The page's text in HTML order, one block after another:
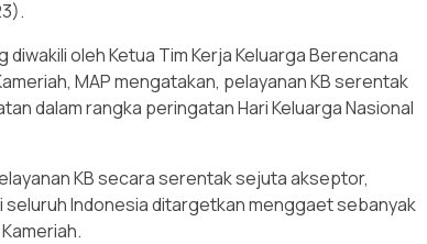
diwakili oleh Ketua Tim Kerja Keluarga Berencana
MAP mengatakan, pelayanan KB serentak
dalam rangka peringatan Hari Keluarga Nasional
KB secara serentak sejuta akseptor,
seluruh Indonesia ditargetkan menggaet sebanyak